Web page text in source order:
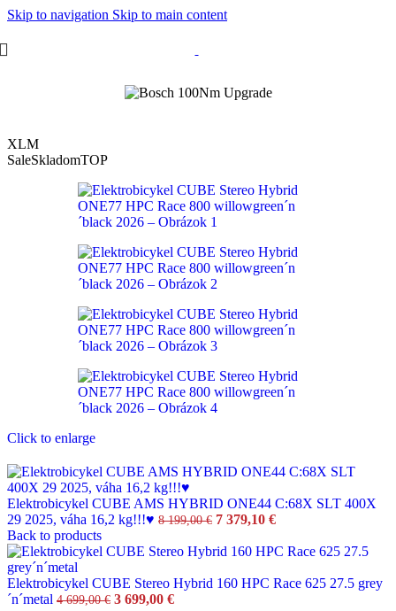
Skip to navigation Skip to main content
XLM
SaleSkladomTOP
Click to enlarge
Elektrobicykel CUBE AMS HYBRID ONE44 C:68X SLT 400X
29 2025, váha 16,2 kg!!!♥ 8 199,00€ 7 379,10 €
Back to products
Elektrobicykel CUBE Stereo Hybrid 160 HPC Race 625 27.5 grey
´n´metal 4 699,00€ 3 699,00 €